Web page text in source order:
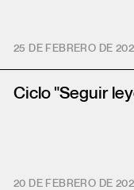
25 DE FEBRERO DE
Ciclo "Seguir
20 DE FEBRERO DE